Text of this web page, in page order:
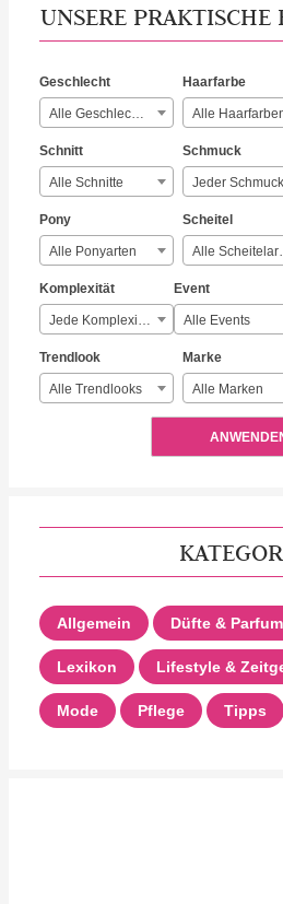
UNSERE PRAKTISCHE
Geschlecht
Alle Geschlechter
Haarfarbe
Alle
Schnitt
Alle Schnitte
Schmuck
Jeder Schmuck
Pony
Alle Ponyarten
Scheitel
Alle
Komplexität
Jede Komplexität
Event
Alle Events
Trendlook
Alle Trendlooks
Marke
Alle Marken
Allgemein Düfte &
Lexikon Lifestyle &
Mode Pflege Tipps